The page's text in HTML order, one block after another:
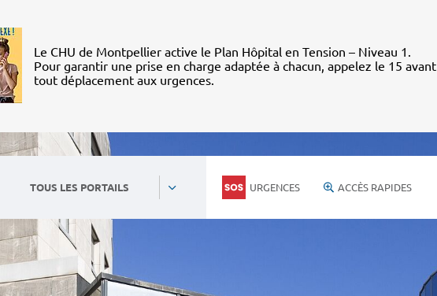
Le CHU de Montpellier active le Plan Hôpital en Tension – Niveau 1.
Pour garantir une prise en charge adaptée à chacun, appelez le 15 avant
tout déplacement aux urgences.
TOUS LES PORTAILS URGENCES ACCÈS RAPIDES